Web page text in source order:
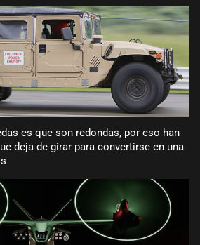
es que son redondas, por eso han
deja de girar para convertirse en una